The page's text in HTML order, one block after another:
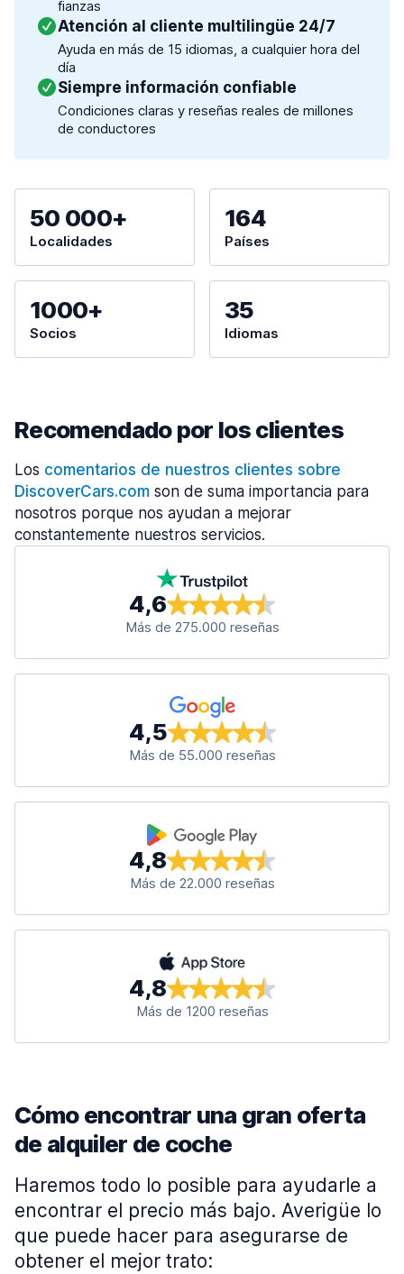
fianzas
Atención al cliente multilingüe 24/7
Ayuda en más de 15 idiomas, a cualquier hora del
día
Siempre información confiable
Condiciones claras y reseñas reales de millones
de conductores
50 000+
Localidades
164
Países
1000+
Socios
35
Idiomas
Recomendado por los clientes
Los comentarios de nuestros clientes sobre
DiscoverCars.com son de suma importancia para
nosotros porque nos ayudan a mejorar
constantemente nuestros servicios.
4,6
Más de 275.000 reseñas
4,5
Más de 55.000 reseñas
4,8
Más de 22.000 reseñas
4,8
Más de 1200 reseñas
Cómo encontrar una gran oferta
de alquiler de coche
Haremos todo lo posible para ayudarle a
encontrar el precio más bajo. Averigüe lo
que puede hacer para asegurarse de
obtener el mejor trato: